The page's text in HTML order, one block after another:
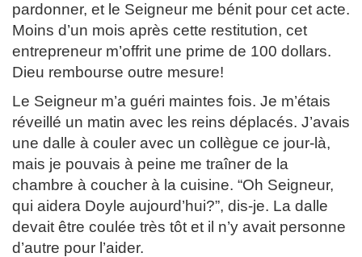
pardonner, et le Seigneur me bénit pour cet acte.
Moins d’un mois après cette restitution, cet
entrepreneur m’offrit une prime de 100 dollars.
Dieu rembourse outre mesure!
Le Seigneur m’a guéri maintes fois. Je m’étais
réveillé un matin avec les reins déplacés. J’avais
une dalle à couler avec un collègue ce jour-là,
mais je pouvais à peine me traîner de la
chambre à coucher à la cuisine. “Oh Seigneur,
qui aidera Doyle aujourd’hui?”, dis-je. La dalle
devait être coulée très tôt et il n’y avait personne
d’autre pour l’aider.